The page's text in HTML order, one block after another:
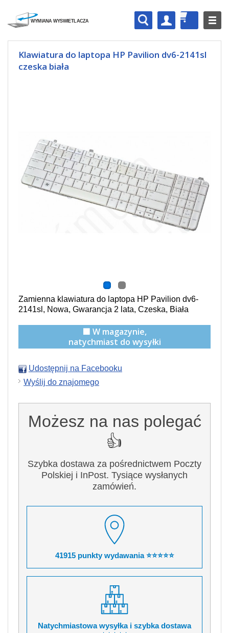
Klawiatura do laptopa HP Pavilion dv6-2141sl
czeska biała
Zamienna klawiatura do laptopa HP Pavilion dv6-
2141sl, Nowa, Gwarancja 2 lata, Czeska, Biała
🟩 W magazynie,
natychmiast do wysyłki
Udostępnij na Facebooku
Wyślij do znajomego
Możesz na nas polegać
👍
Szybka dostawa za pośrednictwem Poczty
Polskiej i InPost. Tysiące wysłanych
zamówień.
41915 punkty wydawania ⭐⭐⭐⭐⭐
Natychmiastowa wysyłka i szybka dostawa